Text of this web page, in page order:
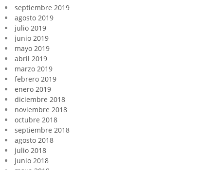
septiembre 2019
agosto 2019
julio 2019
junio 2019
mayo 2019
abril 2019
marzo 2019
febrero 2019
enero 2019
diciembre 2018
noviembre 2018
octubre 2018
septiembre 2018
agosto 2018
julio 2018
junio 2018